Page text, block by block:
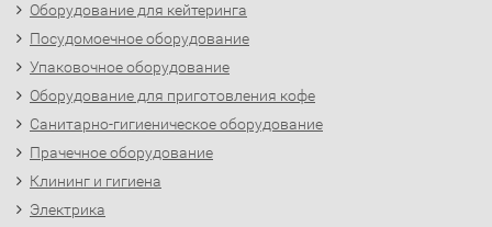
Оборудование для кейтеринга
Посудомоечное оборудование
Упаковочное оборудование
Оборудование для приготовления кофе
Санитарно-гигиеническое оборудование
Прачечное оборудование
Клининг и гигиена
Электрика